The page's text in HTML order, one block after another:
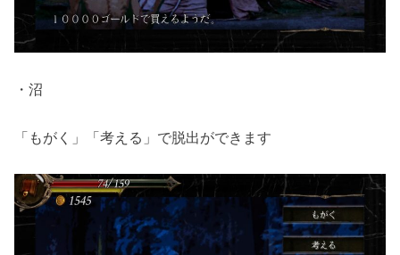
・沼
「もがく」「考える」で脱出ができます